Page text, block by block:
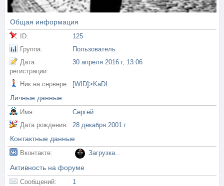
Общая информация
ID:
125
Группа:
Пользователь
Дата
регистрации:
30 апреля 2016 г, 13:06
Ник на сервере: [WID]>KaDI
Личные данные
Имя:
Сергей
Дата рождения:
28 декабря 2001 г
Контактные данные
Вконтакте: Загрузка...
Активность на форуме
Сообщений:
1